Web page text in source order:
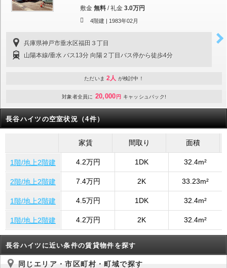
敷金 無料 /礼金 3.0万円
4階建 | 1983年02月
兵庫県神戸市垂水区福田３丁目
山陽本線/垂水 バス13分 向陽２丁目バス停から徒歩4分
ただいま 2人 が検討中！
対象者全員に 20,000 円 キャッシュバック!
長谷ハイツの空室状況（4件）
家賃 間取り 面積
1階/地上2階建 4.2万円 1DK 32.4m²
2階/地上2階建 7.4万円 2K 33.23m²
1階/地上2階建 4.5万円 1DK 32.4m²
1階/地上2階建 4.2万円 2K 32.4m²
長谷ハイツに近い条件の賃貸物件を探す
同じエリア・市区町村・町域で探す